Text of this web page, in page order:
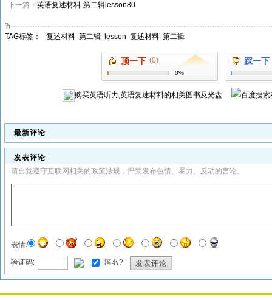
下一篇： 英语复述材料-第二辑lesson80
TAG标签： 复述材料 第二辑 lesson 复述材料 第二辑
顶一下 (0)
0%
踩一下
购买英语听力,英语复述材料的相关图书及光盘
最新评论
发表评论
请自觉遵守互联网相关的政策法规，严禁发布色情、暴力、反动的言论。
表情:
验证码: 匿名? 发表评论